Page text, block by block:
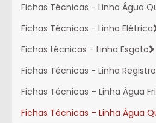
Fichas Técnicas - Linha Água
Fichas Técnicas - Linha Elétrica
Fichas técnicas - Linha Esgoto
Fichas Técnicas - Linha
Fichas Técnicas – Linha Água
Fichas Técnicas – Linha Água